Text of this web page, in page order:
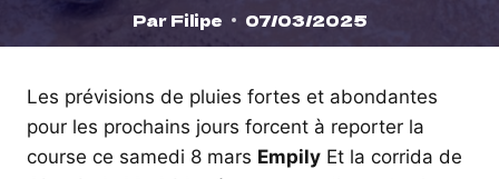
Par Filipe 07/03/2025
Les prévisions de pluies fortes et abondantes
pour les prochains jours forcent à reporter la
course ce samedi 8 mars Empily Et la corrida de